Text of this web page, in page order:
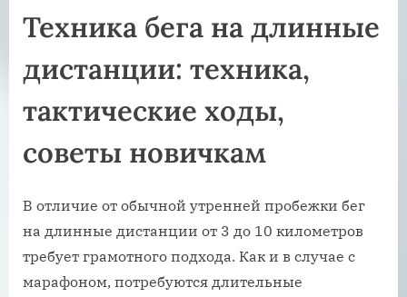
Техника бега на длинные
дистанции: техника,
тактические ходы,
советы новичкам
В отличие от обычной утренней пробежки бег
на длинные дистанции от 3 до 10 километров
требует грамотного подхода. Как и в случае с
марафоном, потребуются длительные